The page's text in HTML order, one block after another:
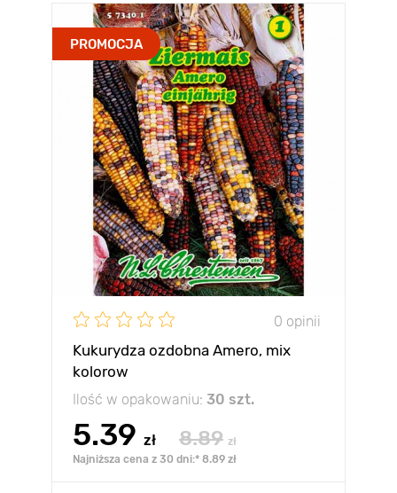
PROMOCJA
0 opinii
Kukurydza ozdobna Amero, mix
kolorow
Ilość w opakowaniu: 30 szt.
5.39 zł 8.89 zł
Najniższa cena z 30 dni:* 8.89 zł